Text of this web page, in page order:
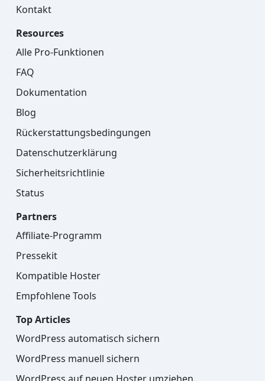
Kontakt
Resources
Alle Pro-Funktionen
FAQ
Dokumentation
Blog
Rückerstattungsbedingungen
Datenschutzerklärung
Sicherheitsrichtlinie
Status
Partners
Affiliate-Programm
Pressekit
Kompatible Hoster
Empfohlene Tools
Top Articles
WordPress automatisch sichern
WordPress manuell sichern